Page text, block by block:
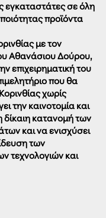
εγκαταστάτες σε όλη
προϊόντα
με τον
Αθανάσιου Δούρου,
επιχειρηματική του
που θα
χωρίς
την καινοτομία και
δίκαιη κατανομή των
και να ενισχύσει
των
τεχνολογιών και